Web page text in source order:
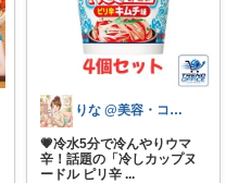
りな @美容・コスメ・インナー・健康
💗冷水5分で冷んやりウマ
辛！話題の「冷しカップヌ
ードル ピリ辛 ...